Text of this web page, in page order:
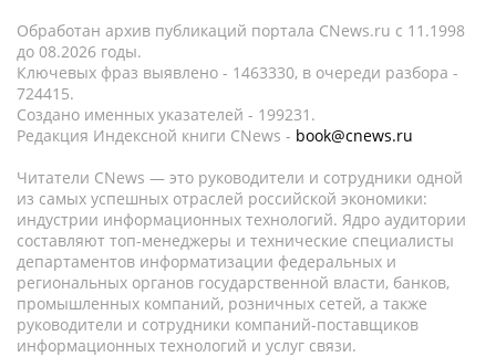
Обработан архив публикаций портала CNews.ru c 11.1998
до 08.2026 годы.
Ключевых фраз выявлено - 1463330, в очереди разбора -
724415.
Создано именных указателей - 199231.
Редакция Индексной книги CNews - book@cnews.ru
Читатели CNews — это руководители и сотрудники одной
из самых успешных отраслей российской экономики:
индустрии информационных технологий. Ядро аудитории
составляют топ-менеджеры и технические специалисты
департаментов информатизации федеральных и
региональных органов государственной власти, банков,
промышленных компаний, розничных сетей, а также
руководители и сотрудники компаний-поставщиков
информационных технологий и услуг связи.